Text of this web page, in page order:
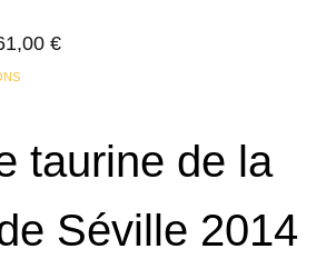
€Plage
à
Ce
plusieurs
Les
taurine de la
Séville 2014